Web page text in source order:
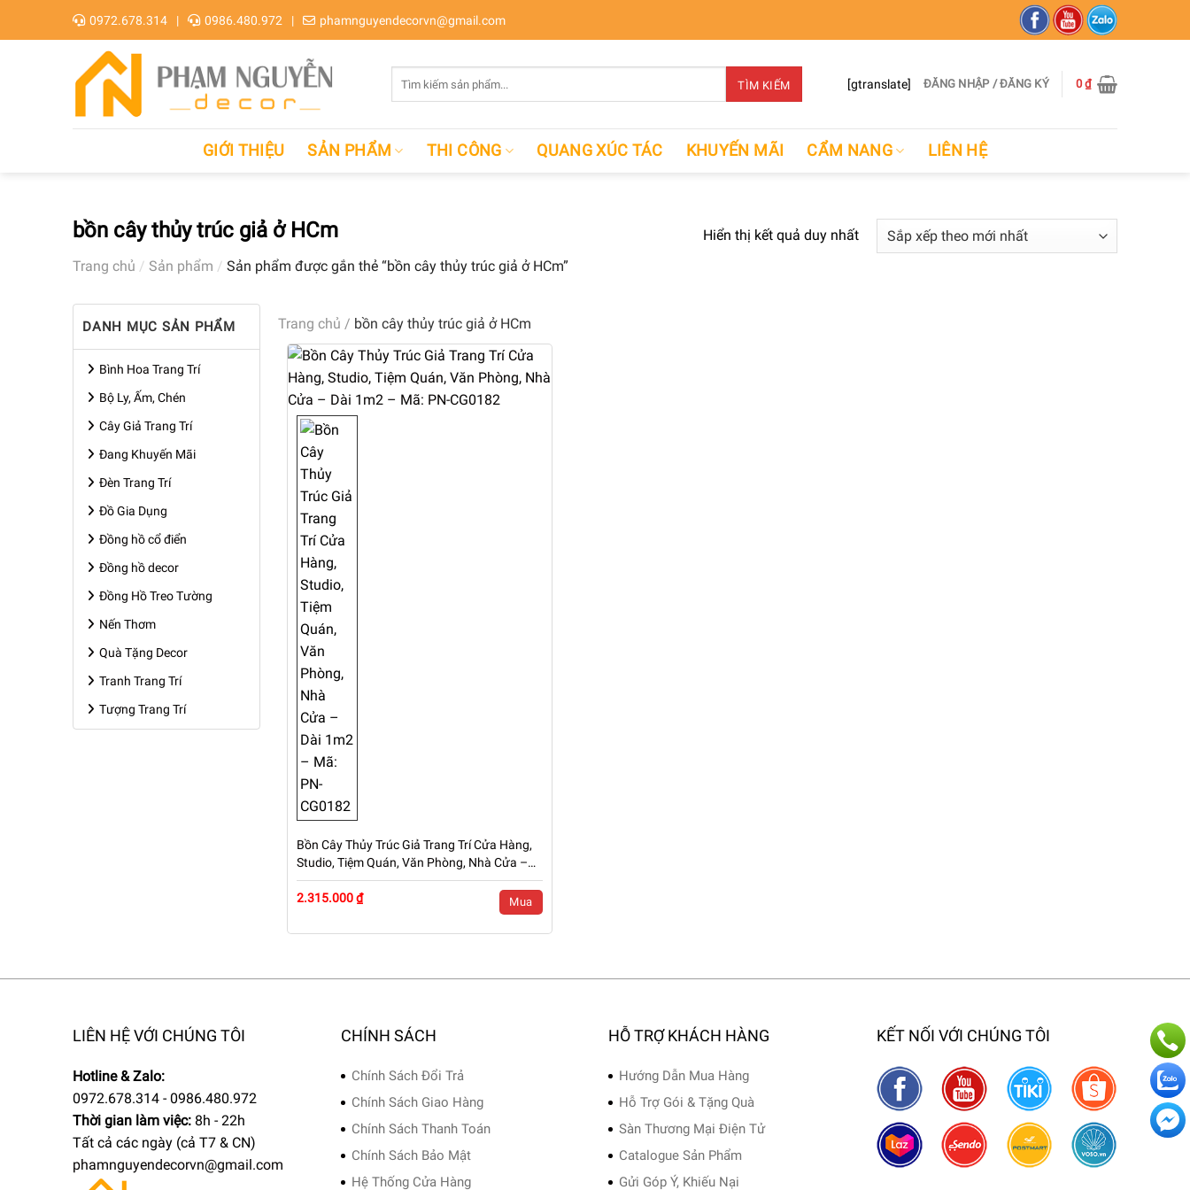
0972.678.314 0986.480.972 phamnguyendecorvn@gmail.com
Tìm
kiếm:
TÌM KIẾM [gtranslate] ĐĂNG NHẬP / ĐĂNG KÝ 0₫
GIỚI THIỆU SẢN PHẨM THI CÔNG QUANG XÚC TÁC KHUYẾN MÃI CẨM NANG LIÊN HỆ
bồn cây thủy trúc giả ở HCm
Trang chủ / Sản phẩm / Sản phẩm được gắn thẻ “bồn cây thủy trúc giả ở HCm”
Hiển thị kết quả duy nhất
DANH MỤC SẢN PHẨM
Bình Hoa Trang Trí
Bộ Ly, Ấm, Chén
Cây Giả Trang Trí
Đang Khuyến Mãi
Đèn Trang Trí
Đồ Gia Dụng
Đồng hồ cổ điển
Đồng hồ decor
Đồng Hồ Treo Tường
Nến Thơm
Quà Tặng Decor
Tranh Trang Trí
Tượng Trang Trí
Trang chủ / bồn cây thủy trúc giả ở HCm
Bồn Cây Thủy Trúc Giả Trang Trí Cửa Hàng,
Studio, Tiệm Quán, Văn Phòng, Nhà Cửa –
Dài 1m2 – Mã: PN-CG0182
2.315.000 ₫
Mua
LIÊN HỆ VỚI CHÚNG TÔI
Hotline & Zalo:
0972.678.314 - 0986.480.972
Thời gian làm việc: 8h - 22h
Tất cả các ngày (cả T7 & CN)
phamnguyendecorvn@gmail.com
CHÍNH SÁCH
Chính Sách Đổi Trả
Chính Sách Giao Hàng
Chính Sách Thanh Toán
Chính Sách Bảo Mật
Hệ Thống Cửa Hàng
HỖ TRỢ KHÁCH HÀNG
Hướng Dẫn Mua Hàng
Hỗ Trợ Gói & Tặng Quà
Sàn Thương Mại Điện Tử
Catalogue Sản Phẩm
Gửi Góp Ý, Khiếu Nại
KẾT NỐI VỚI CHÚNG TÔI